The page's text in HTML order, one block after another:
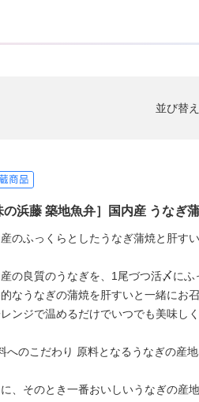
並び替え
の浜藤 築地魚弁］国内産 うなぎ
のふっくらとしたうなぎ蒲焼と肝す
の良質のうなぎを、1尾づつ活〆にふ
なうなぎの蒲焼を肝すいと一緒にお
ンジで温めるだけでいつでも美味しく
へのこだわり 原料となるうなぎの産
、そのとき一番おいしいうなぎの産